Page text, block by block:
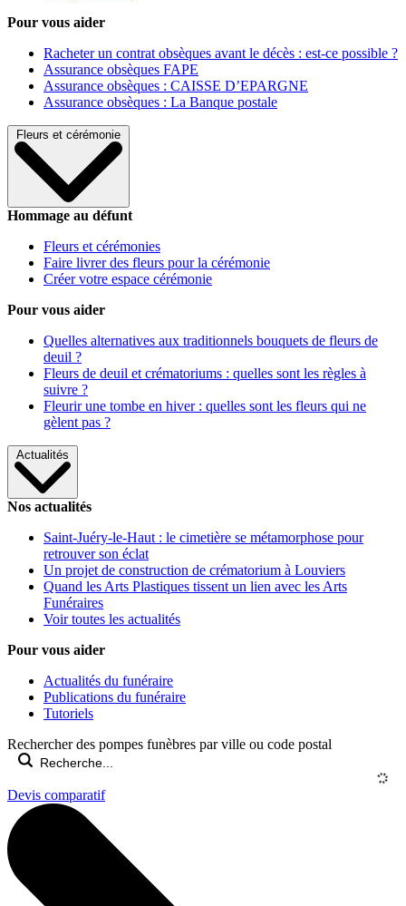
Pour vous aider
Racheter un contrat obsèques avant le décès : est-ce possible ?
Assurance obsèques FAPE
Assurance obsèques : CAISSE D’EPARGNE
Assurance obsèques : La Banque postale
Fleurs et cérémonie
Hommage au défunt
Fleurs et cérémonies
Faire livrer des fleurs pour la cérémonie
Créer votre espace cérémonie
Pour vous aider
Quelles alternatives aux traditionnels bouquets de fleurs de
deuil ?
Fleurs de deuil et crématoriums : quelles sont les règles à
suivre ?
Fleurir une tombe en hiver : quelles sont les fleurs qui ne
gèlent pas ?
Actualités
Nos actualités
Saint-Juéry-le-Haut : le cimetière se métamorphose pour
retrouver son éclat
Un projet de construction de crématorium à Louviers
Quand les Arts Plastiques tissent un lien avec les Arts
Funéraires
Voir toutes les actualités
Pour vous aider
Actualités du funéraire
Publications du funéraire
Tutoriels
Rechercher des pompes funèbres par ville ou code postal
Devis comparatif